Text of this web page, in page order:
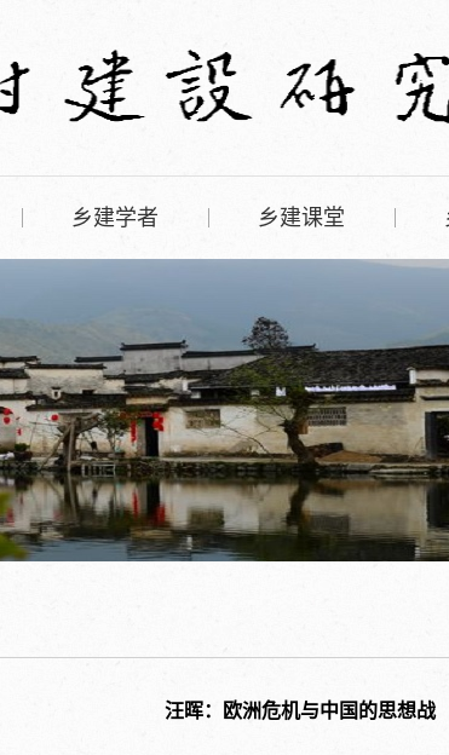
乡建学者 乡建课堂
汪晖：欧洲危机与中国的思想战